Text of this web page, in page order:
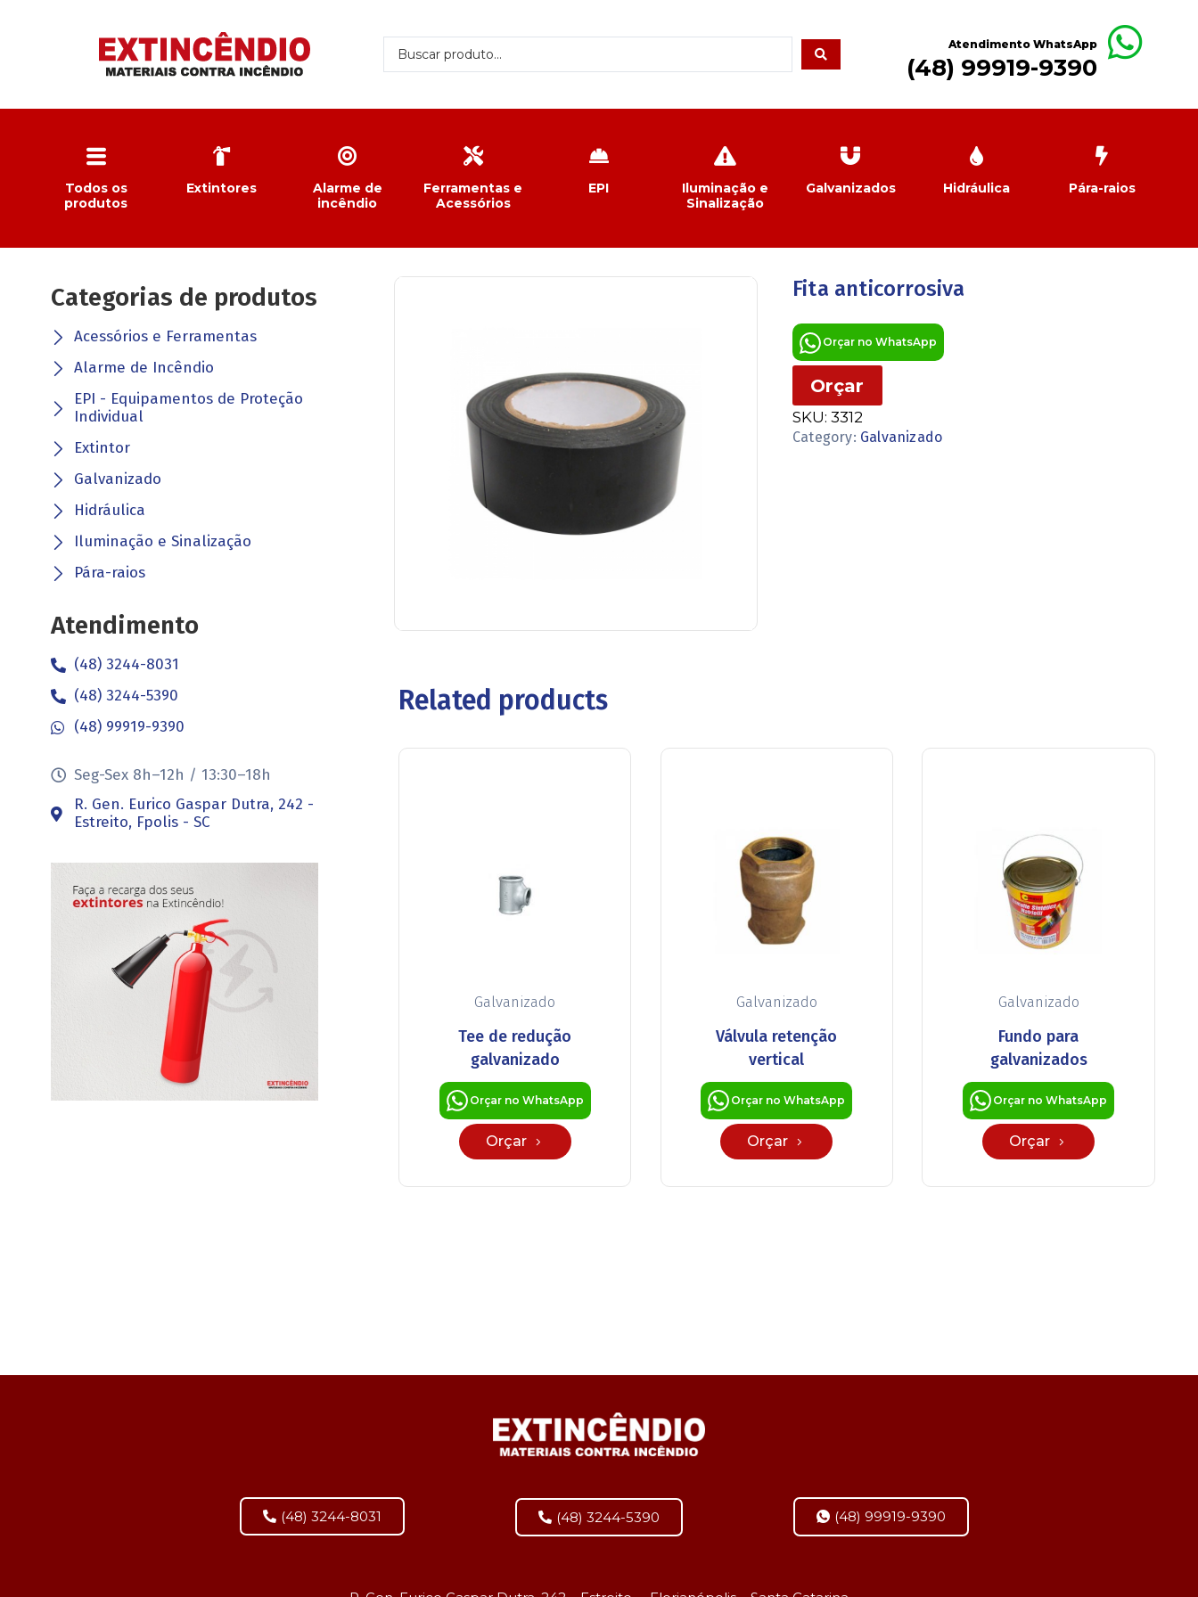
Atendimento WhatsApp
(48) 99919-9390
Todos os
produtos
Extintores
Alarme de
incêndio
Ferramentas e
Acessórios
EPI
Iluminação e
Sinalização
Galvanizados Hidráulica Pára-raios
Fita anticorrosiva
Orçar no WhatsApp
Orçar
SKU: 3312
Category: Galvanizado
Related products
Galvanizado
Tee de redução
galvanizado
Orçar no WhatsApp
Orçar
Galvanizado
Válvula retenção
vertical
Orçar no WhatsApp
Orçar
Galvanizado
Fundo para
galvanizados
Orçar no WhatsApp
Orçar
Categorias de produtos
Acessórios e Ferramentas
Alarme de Incêndio
EPI - Equipamentos de Proteção
Individual
Extintor
Galvanizado
Hidráulica
Iluminação e Sinalização
Pára-raios
Atendimento
(48) 3244-8031
(48) 3244-5390
(48) 99919-9390
Seg-Sex 8h–12h / 13:30–18h
R. Gen. Eurico Gaspar Dutra, 242 -
Estreito, Fpolis - SC
(48) 3244-8031 (48) 3244-5390 (48) 99919-9390